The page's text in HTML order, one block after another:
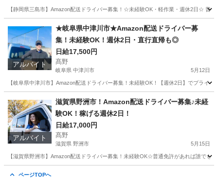
【静岡県三島市】Amazon配送ドライバー募集！☆未経験OK・軽作業・週休2日☆ 普
ドライバー Amazon
アルバイト
★岐阜県中津川市★Amazon配送ドライバー募
集！未経験OK！週休2日・直行直帰も◎
日給17,500円
髙野
岐阜県 中津川市 5月12日
【岐阜県中津川市】Amazon配送ドライバー募集！未経験OK！【週休2日】でプライ
ドライバー
アルバイト
滋賀県野洲市！Amazon配送ドライバー募集♪未経
験OK！稼げる週休2日！
日給17,000円
髙野
滋賀県 野洲市 5月15日
【滋賀県野洲市】Amazon配送ドライバー募集！未経験OK☆普通免許があれば誰でも
ページTOPへ